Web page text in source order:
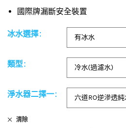
國際牌漏斷安全裝置
冰水選擇
類型
淨水器二擇一
清除